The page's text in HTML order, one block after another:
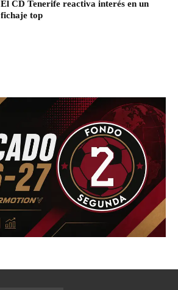
El CD Tenerife reactiva interés en un
fichaje top